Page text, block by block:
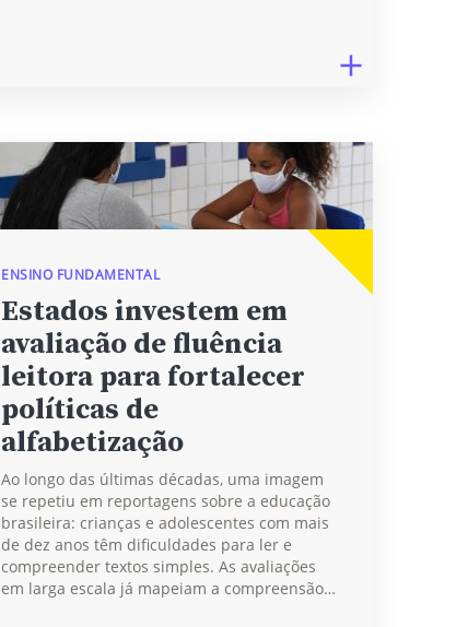
ENSINO FUNDAMENTAL
Estados investem em
avaliação de fluência
leitora para fortalecer
políticas de
alfabetização
Ao longo das últimas décadas, uma imagem
se repetiu em reportagens sobre a educação
brasileira: crianças e adolescentes com mais
de dez anos têm dificuldades para ler e
compreender textos simples. As avaliações
em larga escala já mapeiam a compreensão…